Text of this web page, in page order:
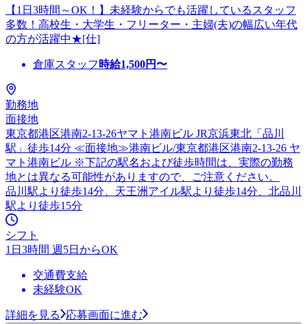
【1日3時間～OK！】未経験からでも活躍しているスタッフ
多数！高校生・大学生・フリーター・主婦(夫)の幅広い年代
の方が活躍中★[仕]
倉庫スタッフ 時給1,500円〜
勤務地
面接地
東京都港区港南2-13-26ヤマト港南ビル JR京浜東北「品川
駅」徒歩14分 ≪面接地≫港南ビル/東京都港区港南2-13-26 ヤ
マト港南ビル ※下記の駅名および徒歩時間は、実際の勤務
地とは異なる可能性がありますので、ご注意ください。
品川駅より徒歩14分、天王洲アイル駅より徒歩14分、北品川
駅より徒歩15分
シフト
1日3時間 週5日からOK
交通費支給
未経験OK
詳細を見る 応募画面に進む